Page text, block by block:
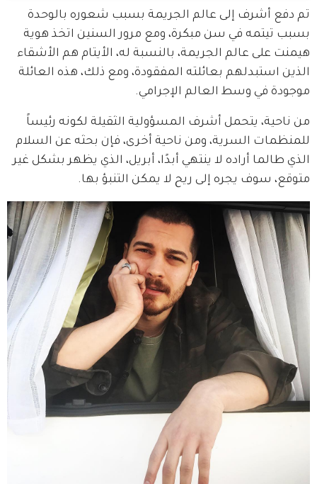
تم دفع أشرف إلى عالم الجريمة بسبب شعوره بالوحدة
بسبب تيتمه في سن مبكرة، ومع مرور السنين اتخذ هوية
هيمنت على عالم الجريمة، بالنسبة له، الأيتام هم الأشقاء
الذين استبدلهم بعائلته المفقودة، ومع ذلك، هذه العائلة
موجودة في وسط العالم الإجرامي.
من ناحية، يتحمل أشرف المسؤولية الثقيلة لكونه رئيساً
للمنظمات السرية، ومن ناحية أخرى، فإن بحثه عن السلام
الذي طالما أراده لا ينتهي أبدًا، أبريل، الذي يظهر بشكل غير
متوقع، سوف يجره إلى ريح لا يمكن التنبؤ بها.